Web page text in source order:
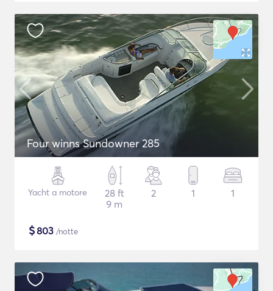
Four winns Sundowner 285
Yacht a motore
28 ft
9 m
2 1 1
$803 /notte